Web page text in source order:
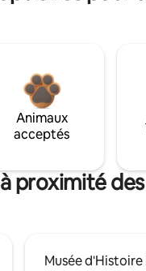
Animaux
acceptés
proximité
Musée